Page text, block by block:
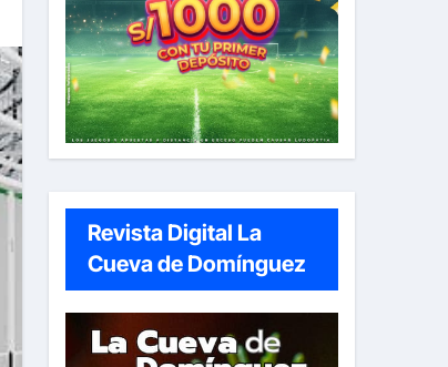
Revista Digital La
Cueva de Domínguez